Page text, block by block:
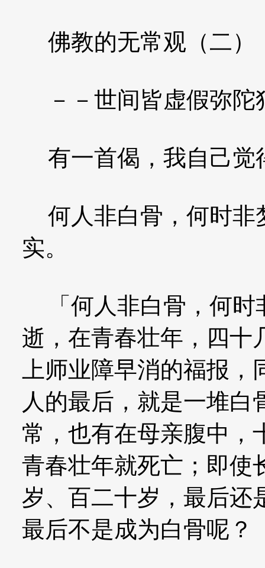
佛教的无常观（二）
－－世间皆虚假弥陀
有一首偈，我自己觉
何人非白骨，何时非
实。
「何人非白骨，何时
逝，在青春壮年，四十
上师业障早消的福报
人的最后，就是一堆
常，也有在母亲腹中，
青春壮年就死亡；即使
岁、百二十岁，最后还
最后不是成为白骨呢？